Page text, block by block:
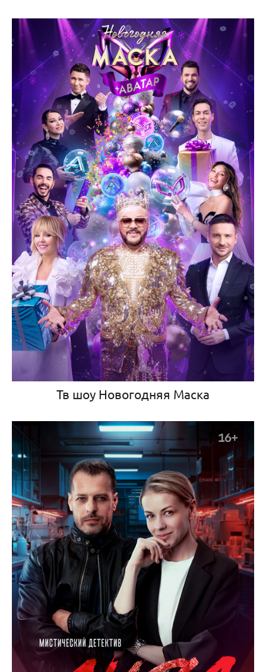
Тв шоу Новогодняя Маска